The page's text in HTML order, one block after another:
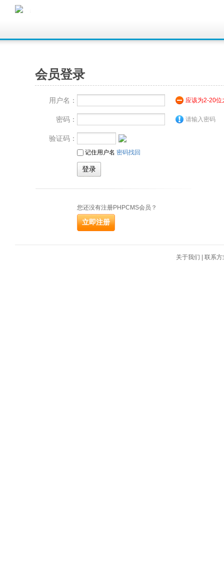
会员登录
用户名： 应该为2-20位
密码： 请输入密码
验证码：
记住用户名 密码找回
您还没有注册PHPCMS会员？
关于我们 联系方